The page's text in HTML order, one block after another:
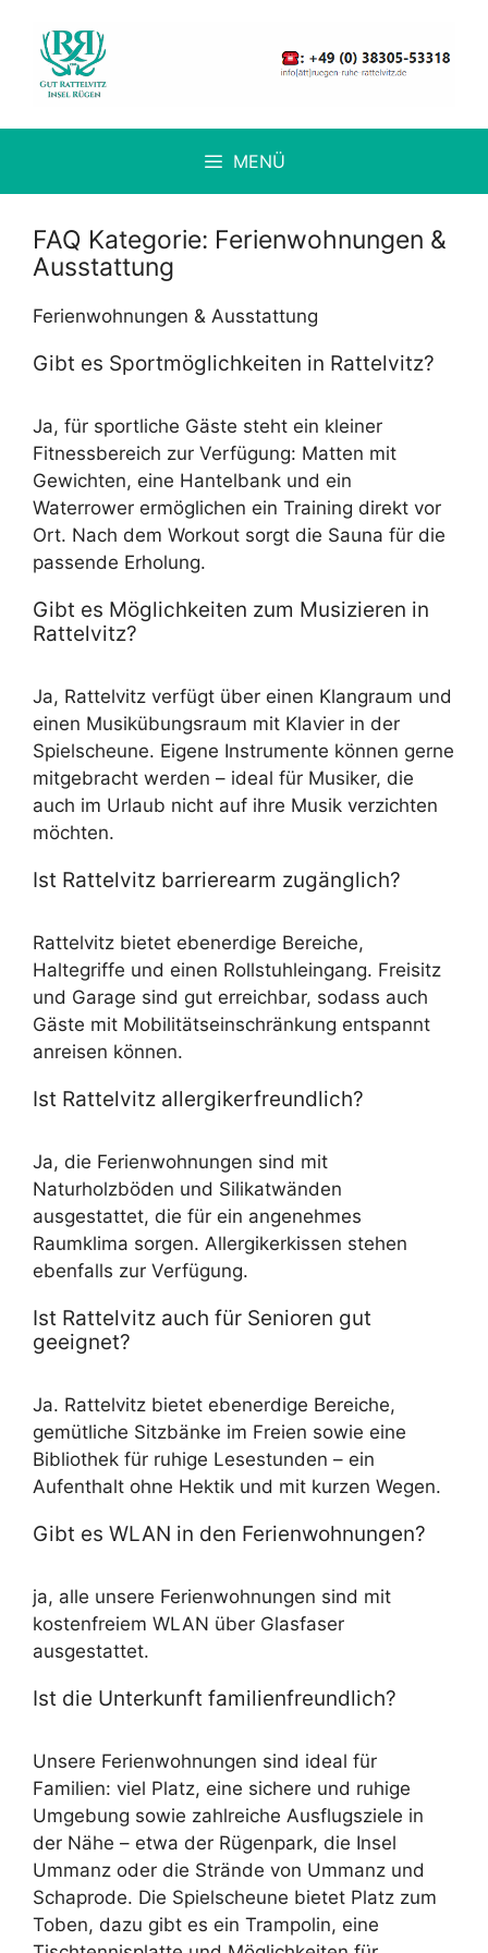
Inhalt
springen
MENÜ
FAQ Kategorie: Ferienwohnungen &
Ausstattung
Ferienwohnungen & Ausstattung
Gibt es Sportmöglichkeiten in Rattelvitz?
Ja, für sportliche Gäste steht ein kleiner
Fitnessbereich zur Verfügung: Matten mit
Gewichten, eine Hantelbank und ein
Waterrower ermöglichen ein Training direkt vor
Ort. Nach dem Workout sorgt die Sauna für die
passende Erholung.
Gibt es Möglichkeiten zum Musizieren in
Rattelvitz?
Ja, Rattelvitz verfügt über einen Klangraum und
einen Musikübungsraum mit Klavier in der
Spielscheune. Eigene Instrumente können gerne
mitgebracht werden – ideal für Musiker, die
auch im Urlaub nicht auf ihre Musik verzichten
möchten.
Ist Rattelvitz barrierearm zugänglich?
Rattelvitz bietet ebenerdige Bereiche,
Haltegriffe und einen Rollstuhleingang. Freisitz
und Garage sind gut erreichbar, sodass auch
Gäste mit Mobilitätseinschränkung entspannt
anreisen können.
Ist Rattelvitz allergikerfreundlich?
Ja, die Ferienwohnungen sind mit
Naturholzböden und Silikatwänden
ausgestattet, die für ein angenehmes
Raumklima sorgen. Allergikerkissen stehen
ebenfalls zur Verfügung.
Ist Rattelvitz auch für Senioren gut
geeignet?
Ja. Rattelvitz bietet ebenerdige Bereiche,
gemütliche Sitzbänke im Freien sowie eine
Bibliothek für ruhige Lesestunden – ein
Aufenthalt ohne Hektik und mit kurzen Wegen.
Gibt es WLAN in den Ferienwohnungen?
ja, alle unsere Ferienwohnungen sind mit
kostenfreiem WLAN über Glasfaser
ausgestattet.
Ist die Unterkunft familienfreundlich?
Unsere Ferienwohnungen sind ideal für
Familien: viel Platz, eine sichere und ruhige
Umgebung sowie zahlreiche Ausflugsziele in
der Nähe – etwa der Rügenpark, die Insel
Ummanz oder die Strände von Ummanz und
Schaprode. Die Spielscheune bietet Platz zum
Toben, dazu gibt es ein Trampolin, eine